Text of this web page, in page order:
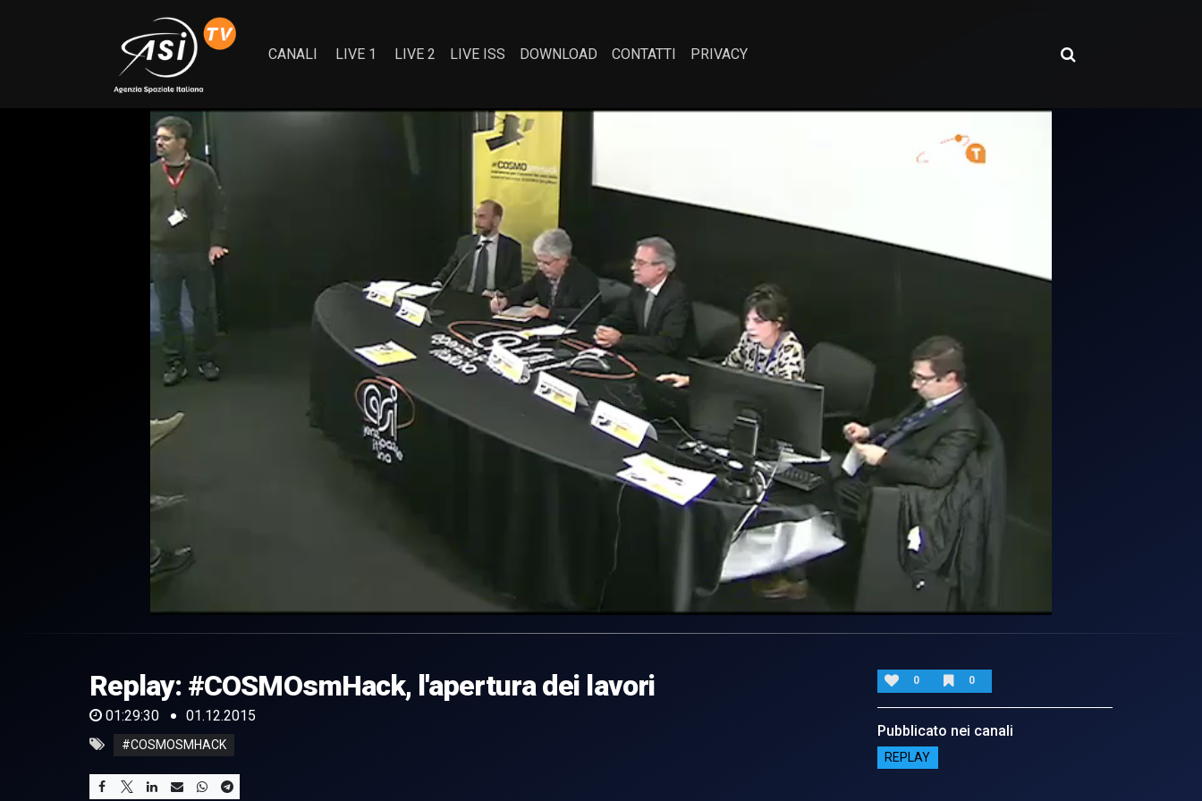
CANALI LIVE 1 LIVE 2 LIVE ISS DOWNLOAD CONTATTI PRIVACY
of
29
minutes,
30
secondsVolume
0%
Replay: #COSMOsmHack, l'apertura dei lavori
01:29:30 01.12.2015
#COSMOSMHACK
0 0
Pubblicato nei canali
REPLAY